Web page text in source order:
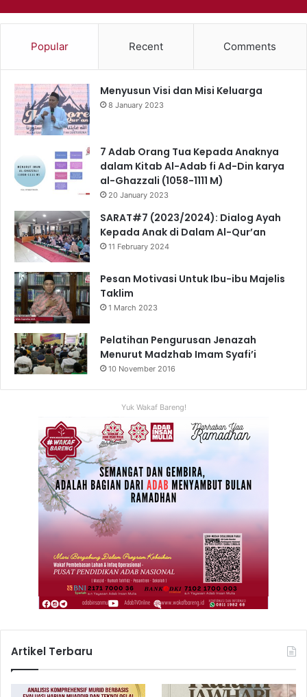
Popular Recent Comments
Menyusun Visi dan Misi Keluarga
8 January 2023
7 Adab Orang Tua Kepada Anaknya
dalam Kitab Al-Adab fi Ad-Din karya
al-Ghazzali (1058-1111 M)
20 January 2023
SARAT#7 (2023/2024): Dialog Ayah
Kepada Anak di Dalam Al-Qur’an
11 February 2024
Pesan Motivasi Untuk Ibu-ibu Majelis
Taklim
1 March 2023
Pelatihan Pengurusan Jenazah
Menurut Madzhab Imam Syafi’i
10 November 2016
Yuk Wakaf Bareng!
Artikel Terbaru